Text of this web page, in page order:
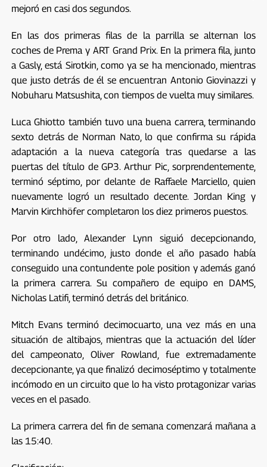
mejoró en casi dos segundos.
En las dos primeras filas de la parrilla se alternan los
coches de Prema y ART Grand Prix. En la primera fila, junto
a Gasly, está Sirotkin, como ya se ha mencionado, mientras
que justo detrás de él se encuentran Antonio Giovinazzi y
Nobuharu Matsushita, con tiempos de vuelta muy similares.
Luca Ghiotto también tuvo una buena carrera, terminando
sexto detrás de Norman Nato, lo que confirma su rápida
adaptación a la nueva categoría tras quedarse a las
puertas del título de GP3. Arthur Pic, sorprendentemente,
terminó séptimo, por delante de Raffaele Marciello, quien
nuevamente logró un resultado decente. Jordan King y
Marvin Kirchhöfer completaron los diez primeros puestos.
Por otro lado, Alexander Lynn siguió decepcionando,
terminando undécimo, justo donde el año pasado había
conseguido una contundente pole position y además ganó
la primera carrera. Su compañero de equipo en DAMS,
Nicholas Latifi, terminó detrás del británico.
Mitch Evans terminó decimocuarto, una vez más en una
situación de altibajos, mientras que la actuación del líder
del campeonato, Oliver Rowland, fue extremadamente
decepcionante, ya que finalizó decimoséptimo y totalmente
incómodo en un circuito que lo ha visto protagonizar varias
veces en el pasado.
La primera carrera del fin de semana comenzará mañana a
las 15:40.